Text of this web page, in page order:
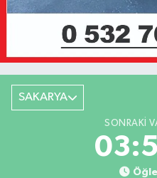
SAKARYA
SONRAKI